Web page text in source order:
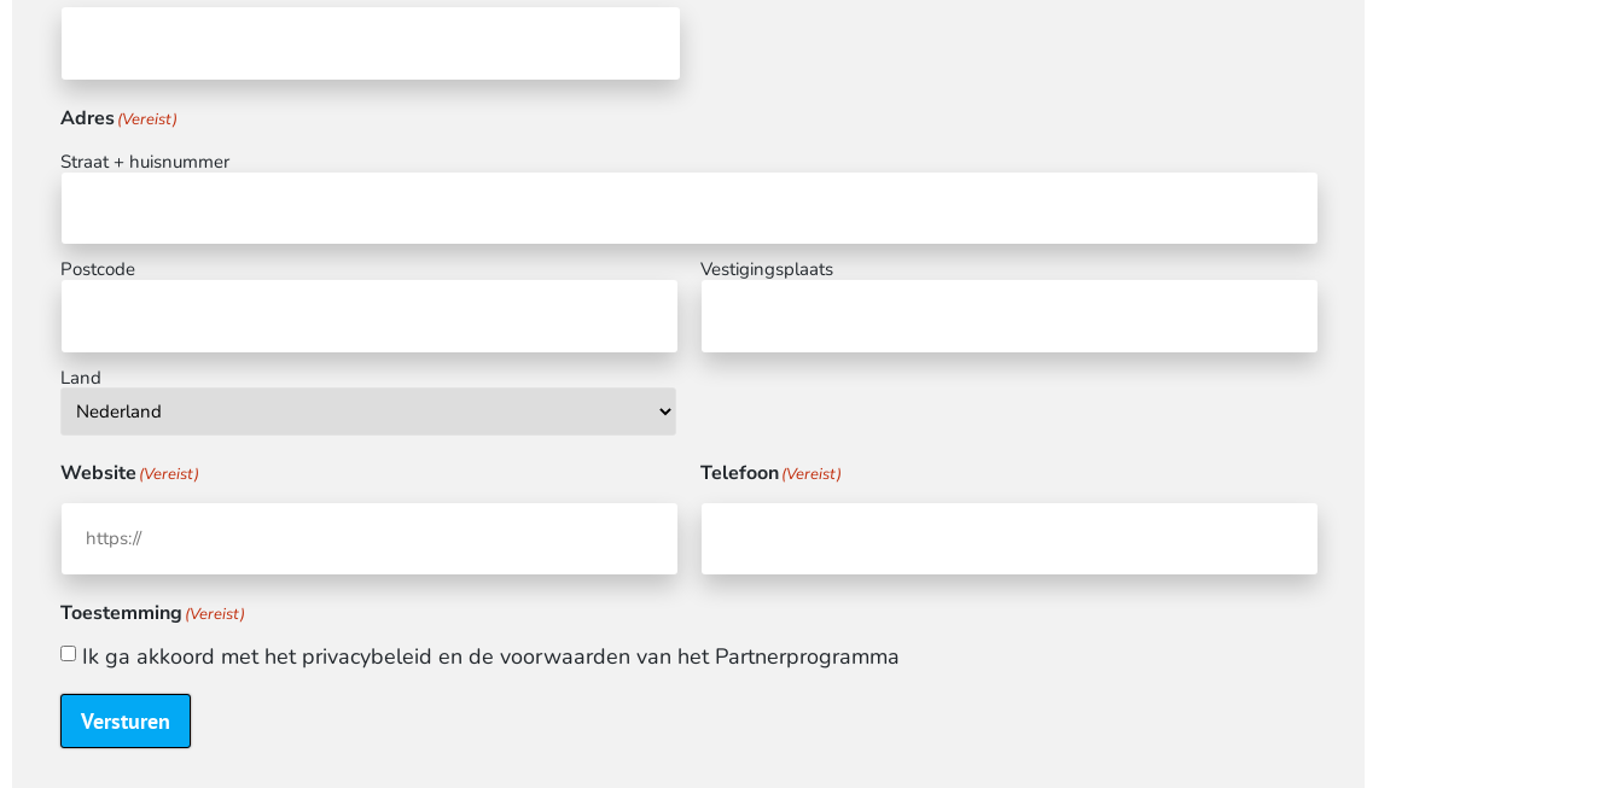
Adres(Vereist)
Straat + huisnummer
Postcode Vestigingsplaats
Land
Website (Vereist) Telefoon(Vereist)
Toestemming (Vereist)
Ik ga akkoord met het privacybeleid en de voorwaarden van het Partnerprogramma
Versturen